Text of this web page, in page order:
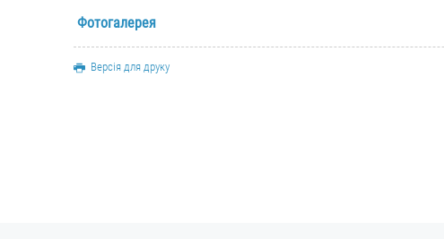
Фотогалерея
Версія для друку